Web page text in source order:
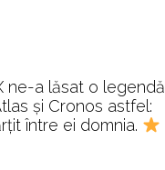
ne-a lăsat o legendă
și Cronos astfel:
între ei domnia.